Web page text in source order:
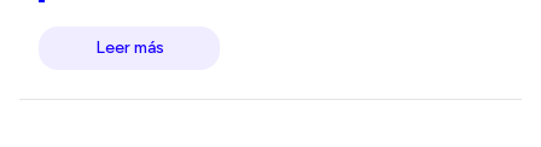
Leer más